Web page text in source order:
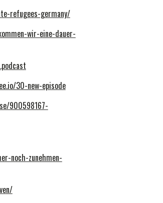
refugees-germany/
wir-eine-dauer-
30-new-episode
900598167-
noch-zunehmen-